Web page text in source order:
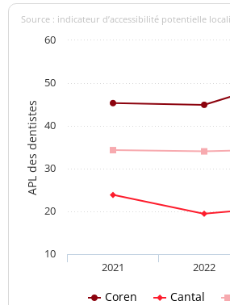
APL des dentistes
Source : indicateur d’accessibilité potentielle
Coren Cantal
2021 2022
10
20
30
40
50
60